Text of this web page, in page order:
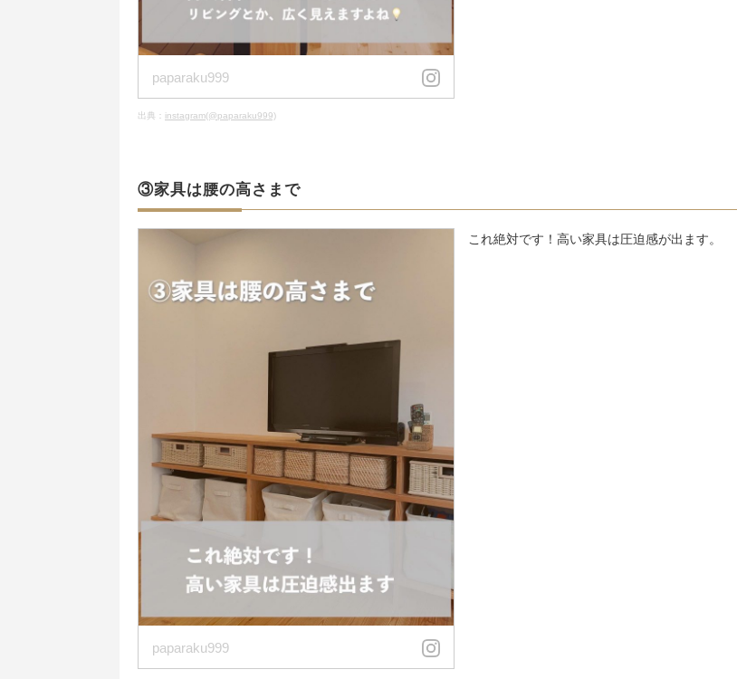
paparaku999
出典： instagram(@paparaku999)
③家具は腰の高さまで
paparaku999
これ絶対です！高い家具は圧迫感が出ます。